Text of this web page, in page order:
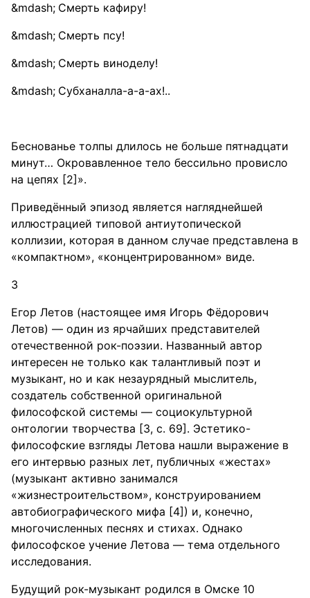
Смерть кафиру!
Смерть псу!
Смерть виноделу!
Субханалла-а-а-ах!..
Беснованье толпы длилось не больше пятнадцати
минут… Окровавленное тело бессильно провисло
на цепях [2]».
Приведённый эпизод является нагляднейшей
иллюстрацией типовой антиутопической
коллизии, которая в данном случае представлена в
«компактном», «концентрированном» виде.
3
Егор Летов (настоящее имя Игорь Фёдорович
Летов) — один из ярчайших представителей
отечественной рок-поэзии. Названный автор
интересен не только как талантливый поэт и
музыкант, но и как незаурядный мыслитель,
создатель собственной оригинальной
философской системы — социокультурной
онтологии творчества [3, с. 69]. Эстетико-
философские взгляды Летова нашли выражение в
его интервью разных лет, публичных «жестах»
(музыкант активно занимался
«жизнестроительством», конструированием
автобиографического мифа [4]) и, конечно,
многочисленных песнях и стихах. Однако
философское учение Летова — тема отдельного
исследования.
Будущий рок-музыкант родился в Омске 10